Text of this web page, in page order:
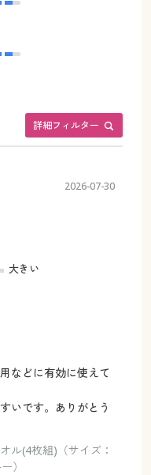
詳細フィルター
2026-07-30
大きい
などに有効に使えて
いです。ありがとう
ル(4枚組)（サイズ：
）